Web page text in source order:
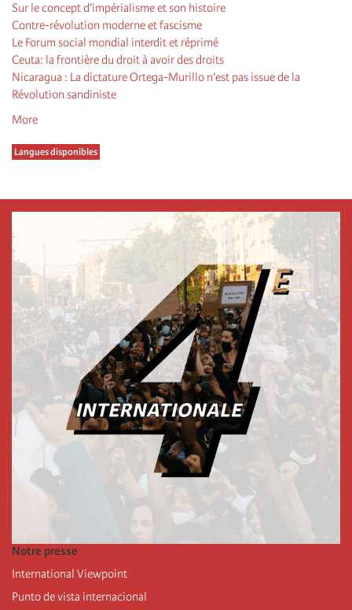
Sur le concept d’impérialisme et son histoire
Contre-révolution moderne et fascisme
Le Forum social mondial interdit et réprimé
Ceuta: la frontière du droit à avoir des droits
Nicaragua : La dictature Ortega-Murillo n’est pas issue de la
Révolution sandiniste
More
Langues disponibles
Notre presse
International Viewpoint
Punto de vista internacional